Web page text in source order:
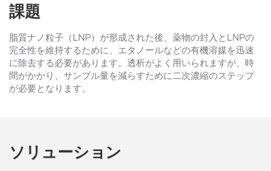
課題
脂質ナノ粒子（LNP）が形成された後、薬物の封入とLNPの
完全性を維持するために、エタノールなどの有機溶媒を迅速
に除去する必要があります。透析がよく用いられますが、時
間がかかり、サンプル量を減らすために二次濃縮のステップ
が必要となります。
ソリューション